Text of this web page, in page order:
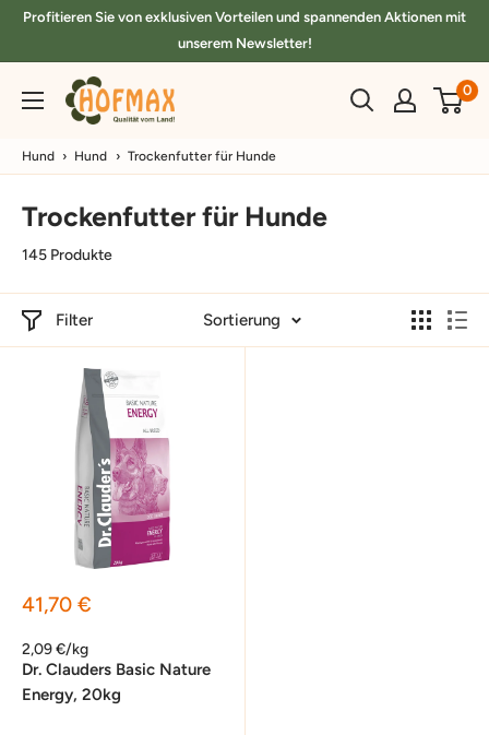
DirektProfitieren Sie von exklusiven Vorteilen und spannenden Aktionen mit
unserem Newsletter!
hofmax.de 0
Hund › Hund › Trockenfutter für Hunde
Trockenfutter für Hunde
145 Produkte
Filter Sortierung
Sonderpreis
41,70 €
2,09 €/kg
Dr. Clauders Basic Nature
Energy, 20kg